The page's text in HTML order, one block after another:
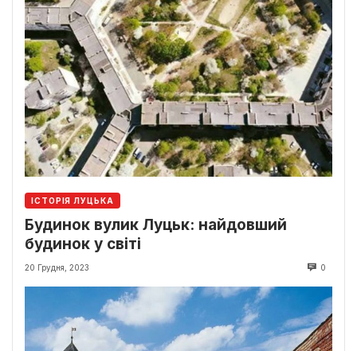
ІСТОРІЯ ЛУЦЬКА
Будинок вулик Луцьк: найдовший
будинок у світі
20 Грудня, 2023 0